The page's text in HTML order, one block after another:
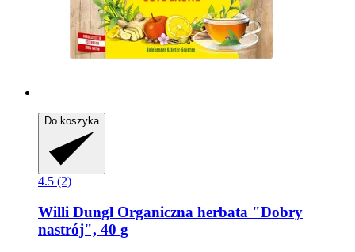
Do koszyka
4.5 (2)
Willi Dungl Organiczna herbata "Dobry
nastrój", 40 g